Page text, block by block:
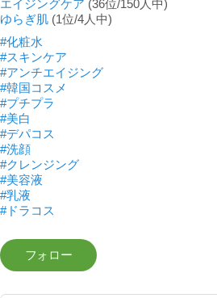
エイジングケア (36位/150人中)
ゆらぎ肌 (1位/4人中)
#化粧水
#スキンケア
#アンチエイジング
#韓国コスメ
#プチプラ
#美白
#デパコス
#洗顔
#クレンジング
#美容液
#乳液
#ドラコス